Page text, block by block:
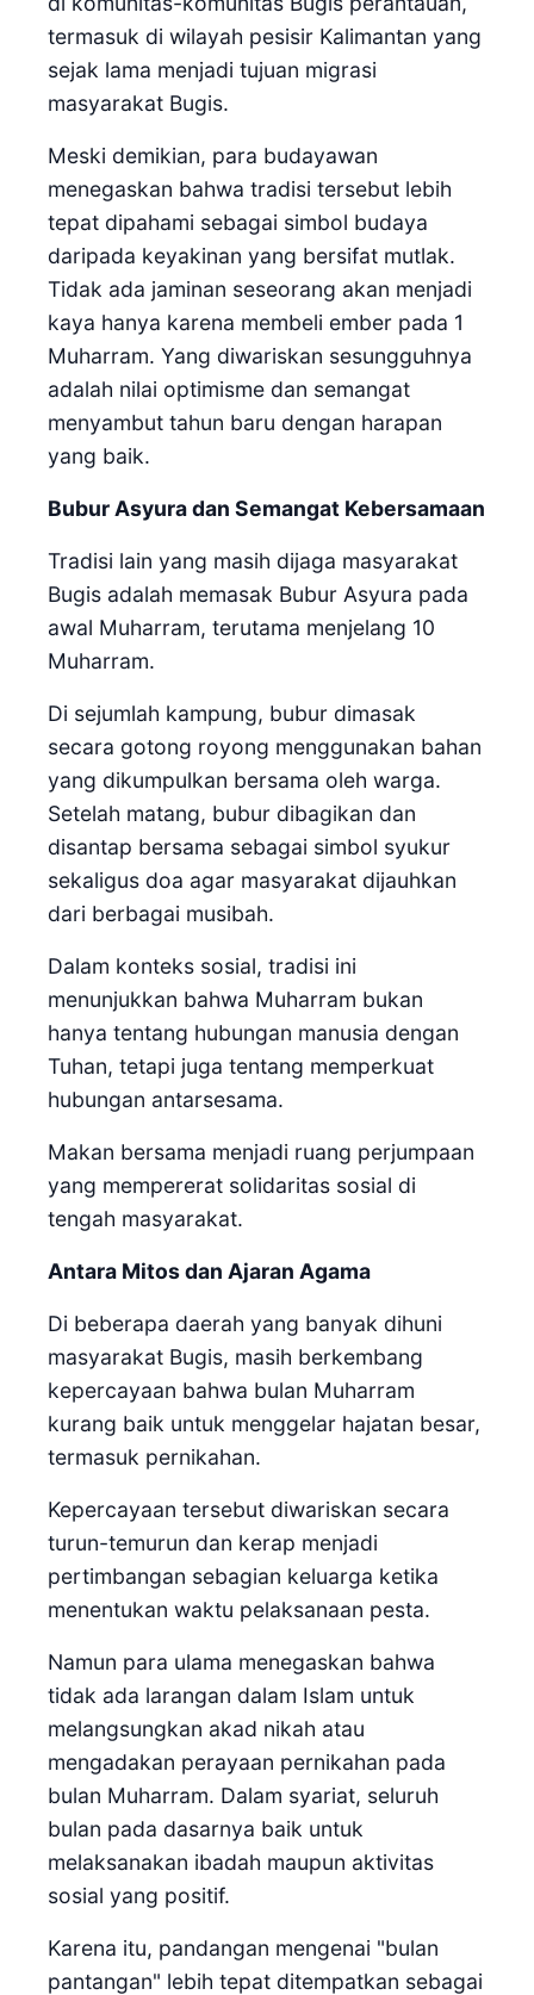
termasuk di wilayah pesisir Kalimantan yang
sejak lama menjadi tujuan migrasi
masyarakat Bugis.
Meski demikian, para budayawan
menegaskan bahwa tradisi tersebut lebih
tepat dipahami sebagai simbol budaya
daripada keyakinan yang bersifat mutlak.
Tidak ada jaminan seseorang akan menjadi
kaya hanya karena membeli ember pada 1
Muharram. Yang diwariskan sesungguhnya
adalah nilai optimisme dan semangat
menyambut tahun baru dengan harapan
yang baik.
Bubur Asyura dan Semangat Kebersamaan
Tradisi lain yang masih dijaga masyarakat
Bugis adalah memasak Bubur Asyura pada
awal Muharram, terutama menjelang 10
Muharram.
Di sejumlah kampung, bubur dimasak
secara gotong royong menggunakan bahan
yang dikumpulkan bersama oleh warga.
Setelah matang, bubur dibagikan dan
disantap bersama sebagai simbol syukur
sekaligus doa agar masyarakat dijauhkan
dari berbagai musibah.
Dalam konteks sosial, tradisi ini
menunjukkan bahwa Muharram bukan
hanya tentang hubungan manusia dengan
Tuhan, tetapi juga tentang memperkuat
hubungan antarsesama.
Makan bersama menjadi ruang perjumpaan
yang mempererat solidaritas sosial di
tengah masyarakat.
Antara Mitos dan Ajaran Agama
Di beberapa daerah yang banyak dihuni
masyarakat Bugis, masih berkembang
kepercayaan bahwa bulan Muharram
kurang baik untuk menggelar hajatan besar,
termasuk pernikahan.
Kepercayaan tersebut diwariskan secara
turun-temurun dan kerap menjadi
pertimbangan sebagian keluarga ketika
menentukan waktu pelaksanaan pesta.
Namun para ulama menegaskan bahwa
tidak ada larangan dalam Islam untuk
melangsungkan akad nikah atau
mengadakan perayaan pernikahan pada
bulan Muharram. Dalam syariat, seluruh
bulan pada dasarnya baik untuk
melaksanakan ibadah maupun aktivitas
sosial yang positif.
Karena itu, pandangan mengenai "bulan
pantangan" lebih tepat ditempatkan sebagai